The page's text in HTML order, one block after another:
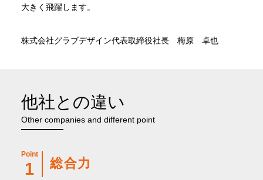
大きく飛躍します。
株式会社グラブデザイン代表取締役社長 梅原 卓也
他社との違い
Other companies and different point
Point
1 総合力